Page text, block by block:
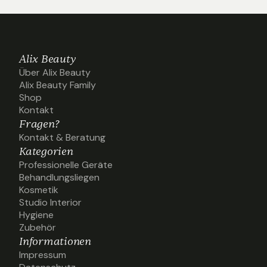
Alix Beauty
Über Alix Beauty
Über Alix Beauty
Alix Beauty Family
Alix Beauty Family
Shop
Shop
Kontakt
Kontakt
Fragen?
Kontakt & Beratung
Kontakt & Beratung
Kategorien
Professionelle Geräte
Professionelle Geräte
Behandlungsliegen
Behandlungsliegen
Kosmetik
Kosmetik
Studio Interior
Studio Interior
Hygiene
Hygiene
Zubehör
Zubehör
Informationen
Impressum